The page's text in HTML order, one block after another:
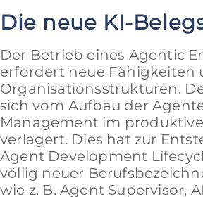
Die neue KI-
Der Betrieb eines Agentic
erfordert neue Fähigkeiten
Organisationsstrukturen.
sich vom Aufbau der
Management im
verlagert. Dies hat zur
Agent Development
völlig neuer
wie z. B. Agent Supervisor,